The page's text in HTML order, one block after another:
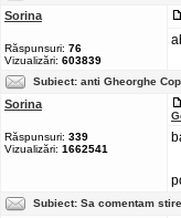
Sorina
Răspunsuri: 76
Vizualizări: 603839
Subiect: anti Gheorghe
Sorina
Răspunsuri: 339
Vizualizări: 1662541
Subiect: Sa comentam